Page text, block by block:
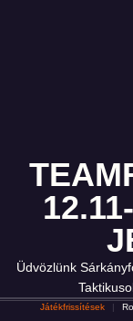
Üdvözlünk
Játékfrissítések